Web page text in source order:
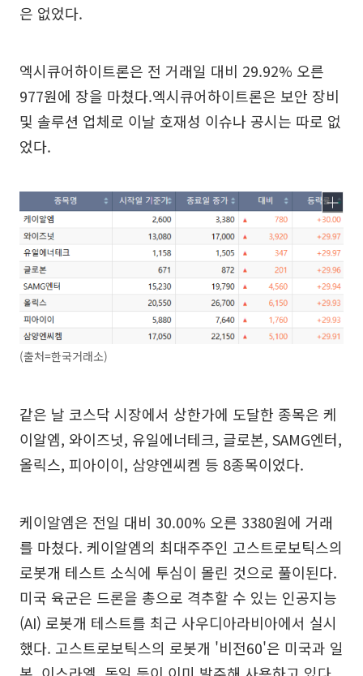
은 없었다.
엑시큐어하이트론은 전 거래일 대비 29.92% 오른
977원에 장을 마쳤다.엑시큐어하이트론은 보안 장비
및 솔루션 업체로 이날 호재성 이슈나 공시는 따로 없
었다.
(출처=한국거래소)
같은 날 코스닥 시장에서 상한가에 도달한 종목은 케
이알엠, 와이즈넛, 유일에너테크, 글로본, SAMG엔터,
올릭스, 피아이이, 삼양엔씨켐 등 8종목이었다.
케이알엠은 전일 대비 30.00% 오른 3380원에 거래
를 마쳤다. 케이알엠의 최대주주인 고스트로보틱스의
로봇개 테스트 소식에 투심이 몰린 것으로 풀이된다.
미국 육군은 드론을 총으로 격추할 수 있는 인공지능
(AI) 로봇개 테스트를 최근 사우디아라비아에서 실시
했다. 고스트로보틱스의 로봇개 '비전60'은 미국과 일